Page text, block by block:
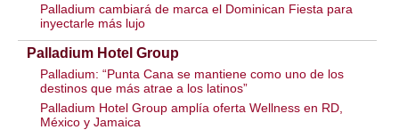
Palladium cambiará de marca el Dominican Fiesta para
inyectarle más lujo
Palladium Hotel Group
Palladium: “Punta Cana se mantiene como uno de los
destinos que más atrae a los latinos”
Palladium Hotel Group amplía oferta Wellness en RD,
México y Jamaica